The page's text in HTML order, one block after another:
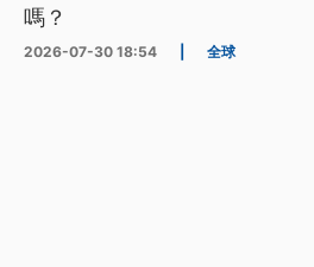
嗎？
2026-07-30 18:54 全球